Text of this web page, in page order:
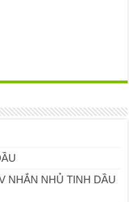
NHẮN NHỦ TINH DẦU